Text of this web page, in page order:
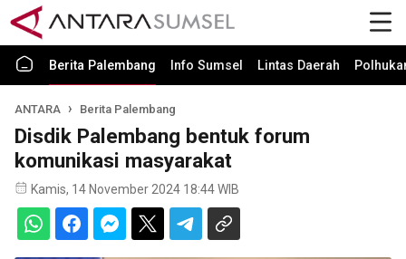
Berita Palembang Info Sumsel Lintas Daerah
ANTARA Berita Palembang
Disdik Palembang bentuk forum
komunikasi masyarakat
Kamis, 14 November 2024 18:44 WIB